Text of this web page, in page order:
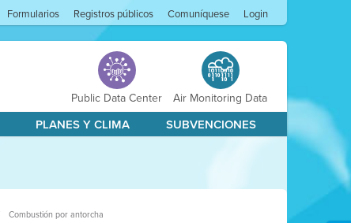
Formularios Registros públicos Comuníquese Login
Public Data Center Air Monitoring Data
PLANES Y CLIMA SUBVENCIONES
Combustión por antorcha